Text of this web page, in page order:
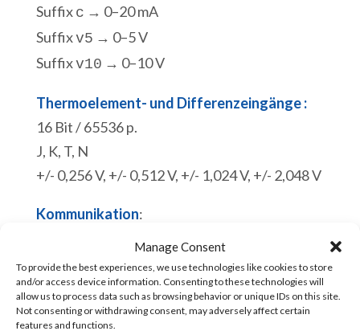
Manage Consent
To provide the best experiences, we use technologies like cookies to store
and/or access device information. Consenting to these technologies will
allow us to process data such as browsing behavior or unique IDs on this site.
Not consenting or withdrawing consent, may adversely affect certain
features and functions.
Suffix c → 0–20 mA
Suffixv5 → 0–5 V
Suffixv10 → 0–10 V
Thermoelement- und Differenzeingänge :
16 Bit / 65536 p.
J, K, T, N
+/- 0,256 V, +/- 0,512 V, +/- 1,024 V, +/- 2,048 V
Kommunikation:
Micro-USB-Programmierschnittstelle.
Modbus-RTU-Slave.
Vorrätig